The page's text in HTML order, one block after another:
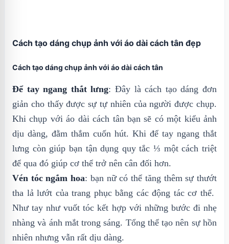
Cách tạo dáng chụp ảnh với áo dài cách tân đẹp
Cách tạo dáng chụp ảnh với áo dài cách tân
Để tay ngang thắt lưng: Đây là cách tạo dáng đơn
giản cho thấy được sự tự nhiên của người được chụp.
Khi chụp với áo dài cách tân bạn sẽ có một kiểu ảnh
dịu dàng, đằm thắm cuốn hút. Khi để tay ngang thắt
lưng còn giúp bạn tận dụng quy tắc ⅓ một cách triệt
để qua đó giúp cơ thể trở nên cân đối hơn.
Vén tóc ngắm hoa: bạn nữ có thể tăng thêm sự thướt
tha lả lướt của trang phục bằng các động tác cơ thể.
Như tay như vuốt tóc kết hợp với những bước đi nhẹ
nhàng và ánh mắt trong sáng. Tổng thể tạo nên sự hồn
nhiên nhưng vẫn rất dịu dàng.